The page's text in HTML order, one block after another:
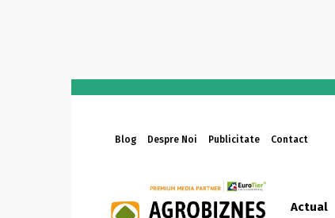
Blog Despre Noi Publicitate Contact
Actual